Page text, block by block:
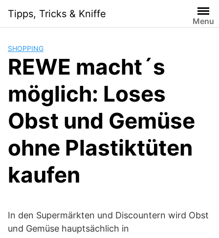
content
Tipps, Tricks & Kniffe
Menu
SHOPPING
REWE macht´s
möglich: Loses
Obst und Gemüse
ohne Plastiktüten
kaufen
In den Supermärkten und Discountern wird Obst
und Gemüse hauptsächlich in